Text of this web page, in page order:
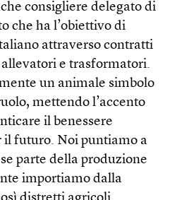
consigliere delegato di
che ha l’obiettivo di
attraverso contratti
e trasformatori.
un animale simbolo
mettendo l’accento
il benessere
il futuro. Noi puntiamo a
parte della produzione
importiamo dalla